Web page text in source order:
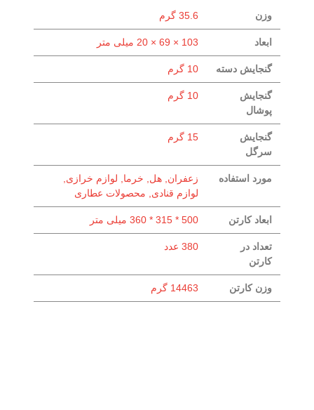
وزن 35.6 گرم
ابعاد 103 × 69 × 20 میلی متر
گنجایش دسته 10 گرم
گنجایش
پوشال
10 گرم
گنجایش
سرگل
15 گرم
مورد استفاده
زعفران, هل, خرما, لوازم خرازی,
لوازم قنادی, محصولات عطاری
ابعاد کارتن 500 * 315 * 360 میلی متر
تعداد در
کارتن
380 عدد
وزن کارتن 14463 گرم